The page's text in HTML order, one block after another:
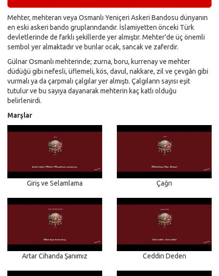
Mehter, mehteran veya Osmanlı Yeniçeri Askeri Bandosu dünyanın
en eski askeri bando gruplarındandır. İslamiyetten önceki Türk
devletlerinde de farklı şekillerde yer almıştır. Mehter'de üç önemli
sembol yer almaktadır ve bunlar ocak, sancak ve zaferdir.
Gülnar Osmanlı mehterinde; zurna, boru, kurrenay ve mehter
düdüğü gibi nefesli, üflemeli, kös, davul, nakkare, zil ve çevgân gibi
vurmalı ya da çarpmalı çalgılar yer almıştı. Çalgıların sayısı eşit
tutulur ve bu sayıya dayanarak mehterin kaç katlı olduğu
belirlenirdi.
Marşlar
Giriş ve Selamlama Çağrı
Artar Cihanda Şanımız Ceddin Deden